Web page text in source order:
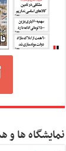
نمایشگاه ها و